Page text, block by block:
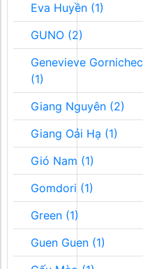
Eva Huyền (1)
GUNO (2)
Genevieve Gornichec
(1)
Giang Nguyên (2)
Giang Oải Hạ (1)
Gió Nam (1)
Gomdori (1)
Green (1)
Guen Guen (1)